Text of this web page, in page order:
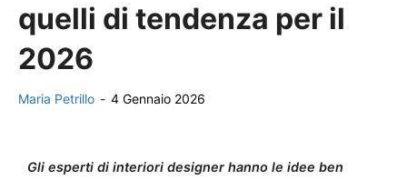
quelli di tendenza per il
2026
Maria Petrillo - 4 Gennaio 2026
Gli esperti di interiori designer hanno le idee ben